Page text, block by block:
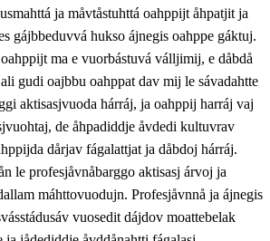
hiebadum åhpadus
sijda ja skåvlå gaskan
ja barggoiellemin
ja skåvllååvddånibme
ja måvtåstuhttá oahppijt åhpatjit ja
gájbbeduvvá hukso ájnegis oahppe gáktuj.
ma e vuorbástuvá válljimij, e dåbdå
gudi oajbbu oahppat dav mij le sávadahtte
aktisasjvuoda hárráj, ja oahppij harráj vaj
de åhpadiddje åvdedi kultuvrav
dårjav fágalattjat ja dåbdoj hárráj.
le profesjåvnåbarggo aktisasj árvoj ja
máhttovuodujn. Profesjåvnnå ja ájnegis
vuosedit dájdov moattebelak